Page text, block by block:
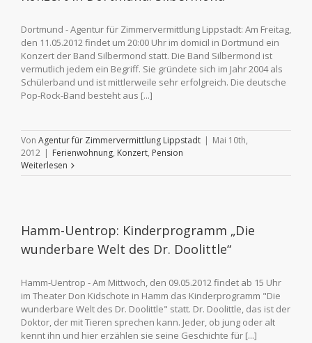
Dortmund - Agentur für Zimmervermittlung Lippstadt: Am Freitag,
den 11.05.2012 findet um 20:00 Uhr im domicil in Dortmund ein
Konzert der Band Silbermond statt. Die Band Silbermond ist
vermutlich jedem ein Begriff. Sie gründete sich im Jahr 2004 als
Schülerband und ist mittlerweile sehr erfolgreich. Die deutsche
Pop-Rock-Band besteht aus [...]
Von Agentur für Zimmervermittlung Lippstadt | Mai 10th,
2012 | Ferienwohnung, Konzert, Pension
Weiterlesen
Hamm-Uentrop: Kinderprogramm „Die
wunderbare Welt des Dr. Doolittle“
Hamm-Uentrop - Am Mittwoch, den 09.05.2012 findet ab 15 Uhr
im Theater Don Kidschote in Hamm das Kinderprogramm "Die
wunderbare Welt des Dr. Doolittle" statt. Dr. Doolittle, das ist der
Doktor, der mit Tieren sprechen kann. Jeder, ob jung oder alt
kennt ihn und hier erzählen sie seine Geschichte für [...]